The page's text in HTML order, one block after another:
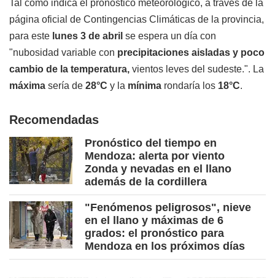
Tal como indica el pronóstico meteorológico, a través de la
página oficial de Contingencias Climáticas de la provincia,
para este lunes 3 de abril se espera un día con
"nubosidad variable con precipitaciones aisladas y poco
cambio de la temperatura, vientos leves del sudeste.". La
máxima sería de 28°C y la mínima rondaría los 18°C.
Recomendadas
Pronóstico del tiempo en
Mendoza: alerta por viento
Zonda y nevadas en el llano
además de la cordillera
"Fenómenos peligrosos", nieve
en el llano y máximas de 6
grados: el pronóstico para
Mendoza en los próximos días